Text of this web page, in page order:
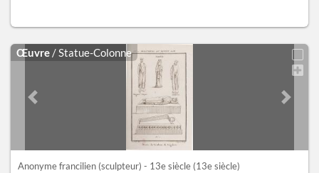
Œuvre / Statue-Colonne
Previous slide Next
Anonyme francilien (sculpteur) - 13e siècle (13e siècle)